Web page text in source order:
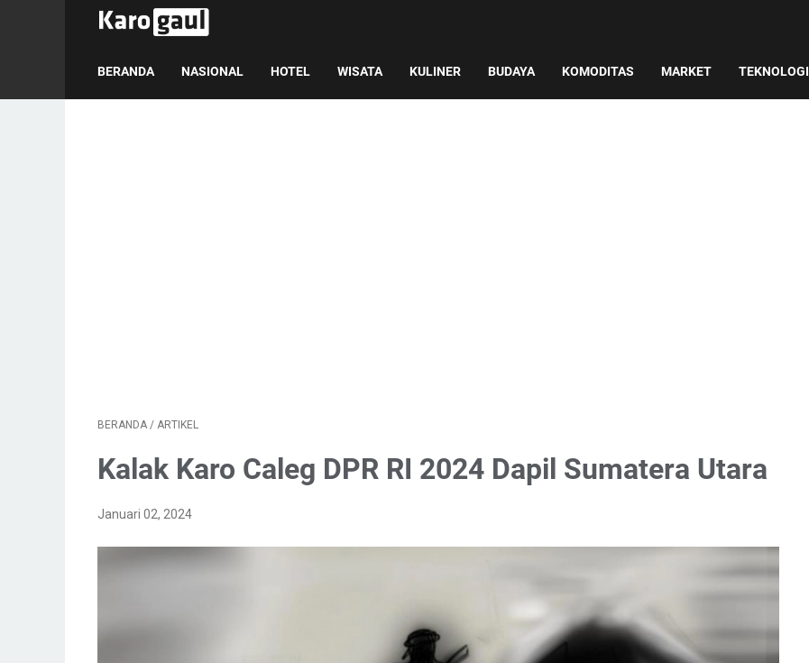
BERANDA NASIONAL HOTEL WISATA KULINER BUDAYA KOMODITAS MARKET TEKNOLOGI
BERANDA / ARTIKEL
Kalak Karo Caleg DPR RI 2024 Dapil Sumatera Utara
Januari 02, 2024